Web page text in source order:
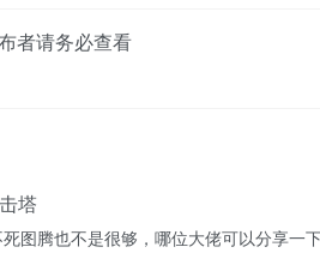
者请务必查看
塔
图腾也不是很够，哪位大佬可以分享一